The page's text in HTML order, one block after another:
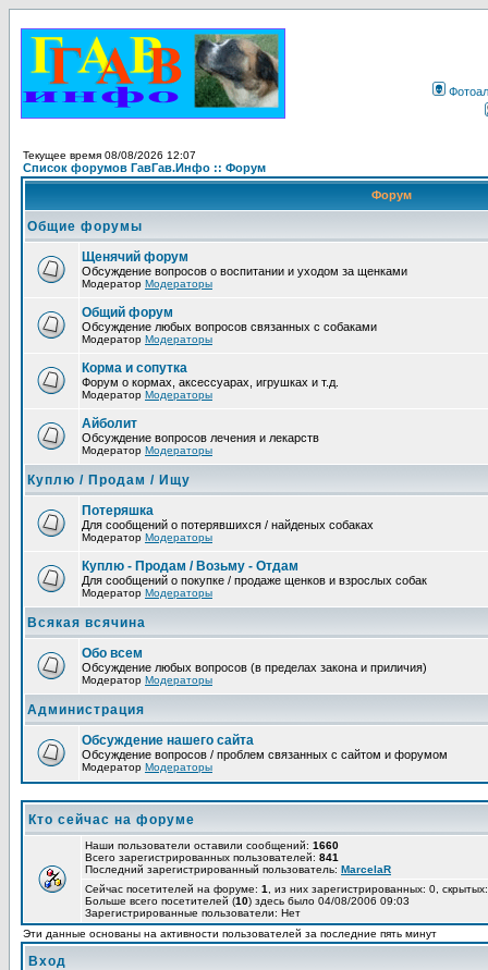
Текущее время 08/08/2026 12:07
Список форумов ГавГав.Инфо :: Форум
Форум
Общие форумы
Щенячий форум
Обсуждение вопросов о воспитании и уходом за щенками
Модератор Модераторы
Общий форум
Обсуждение любых вопросов связанных с собаками
Модератор Модераторы
Корма и сопутка
Форум о кормах, аксессуарах, игрушках и т.д.
Модератор Модераторы
Айболит
Обсуждение вопросов лечения и лекарств
Модератор Модераторы
Куплю / Продам / Ищу
Потеряшка
Для сообщений о потерявшихся / найденых собаках
Модератор Модераторы
Куплю - Продам / Возьму - Отдам
Для сообщений о покупке / продаже щенков и взрослых собак
Модератор Модераторы
Всякая всячина
Обо всем
Обсуждение любых вопросов (в пределах закона и приличия)
Модератор Модераторы
Администрация
Обсуждение нашего сайта
Обсуждение вопросов / проблем связанных с сайтом и форумом
Модератор Модераторы
Кто сейчас на форуме
Наши пользователи оставили сообщений: 1660
Всего зарегистрированных пользователей: 841
Последний зарегистрированный пользователь: MarcelaR
Сейчас посетителей на форуме: 1
, из них зарегистрированных: 0,
Больше всего посетителей (10) здесь было 04/08/2006 09:03
Зарегистрированные пользователи: Нет
Эти данные основаны на активности пользователей за последние пять минут
Вход